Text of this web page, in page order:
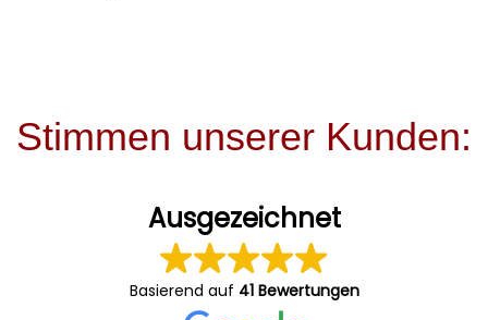
Stimmen unserer Kunden:
Ausgezeichnet
Basierend auf 41 Bewertungen